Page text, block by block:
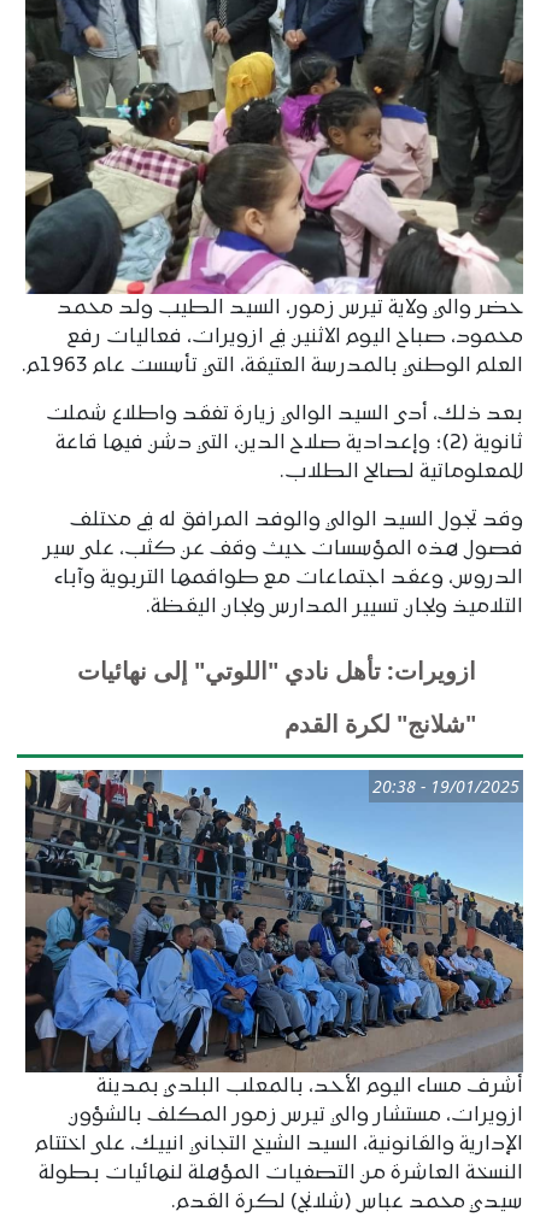
حضر والي ولاية تيرس زمور، السيد الطيب ولد محمد
محمود، صباح اليوم الاثنين في ازويرات، فعاليات رفع
العلم الوطني بالمدرسة العتيقة، التي تأسست عام 1963م.
بعد ذلك، أدى السيد الوالي زيارة تفقد واطلاع شملت
ثانوية (2)؛ وإعدادية صلاح الدين، التي دشن فيها قاعة
للمعلوماتية لصالح الطلاب.
وقد تجول السيد الوالي والوفد المرافق له في مختلف
فصول هذه المؤسسات حيث وقف عن كثب، على سير
الدروس، وعقد اجتماعات مع طواقمها التربوية وآباء
التلاميذ ولجان تسيير المدارس ولجان اليقظة.
ازويرات: تأهل نادي "اللوتي" إلى نهائيات
"شلانج" لكرة القدم
19/01/2025 - 20:38
أشرف مساء اليوم الأحد، بالمعلب البلدي بمدينة
ازويرات، مستشار والي تيرس زمور المكلف بالشؤون
الإدارية والقانونية، السيد الشيخ التجاني انييك، على اختتام
النسخة العاشرة من التصفيات المؤهلة لنهائيات بطولة
سيدي محمد عباس (شلانج) لكرة القدم.